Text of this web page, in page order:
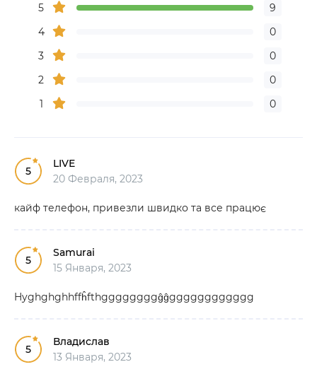
5
9
4
0
3
0
2
0
1
0
5
LIVE
20 Февраля, 2023
кайф телефон, привезли швидко та все працює
5
Samurai
15 Января, 2023
Hyghghghhffĥfthggggggggĝĝgggggggggggg
5
Владислав
13 Января, 2023